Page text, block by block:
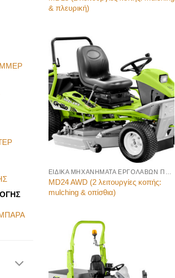
& πλευρική)
MD24 AWD (2 λειτουργίες κοπής:
mulching & οπίσθια)